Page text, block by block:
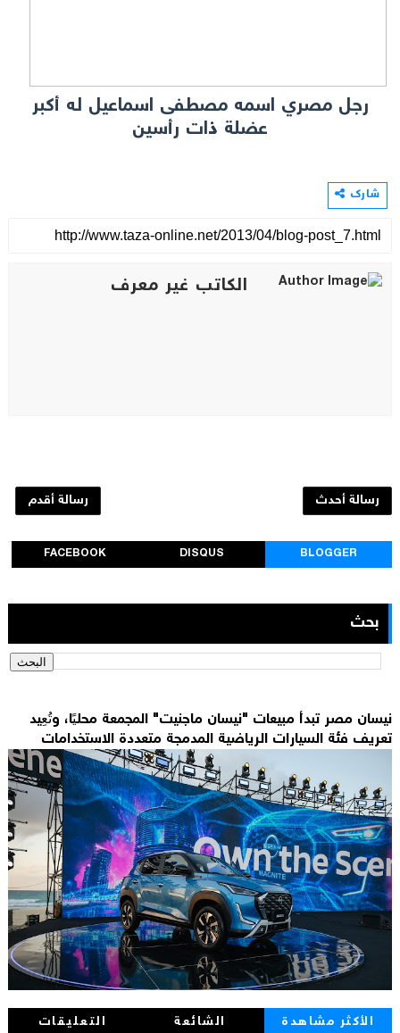
رجل مصري اسمه مصطفى اسماعيل له أكبر
عضلة ذات رأسين
شارك
الكاتب غير معرف
رسالة أحدث رسالة أقدم
BLOGGER
DISQUS
FACEBOOK
بحث
نيسان مصر تبدأ مبيعات "نيسان ماجنيت" المجمعة محليًا، وتُعِيد
تعريف فئة السيارات الرياضية المدمجة متعددة الاستخدامات
الأكثر مشاهدة الشائعة التعليقات